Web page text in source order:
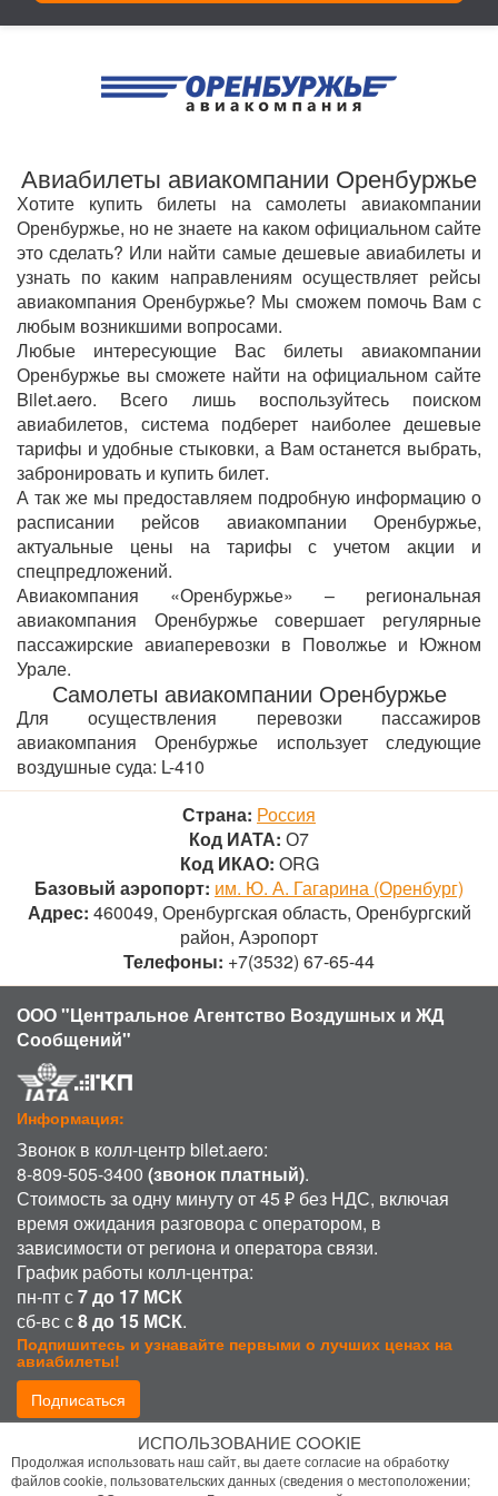
Авиабилеты авиакомпании Оренбуржье
Хотите купить билеты на самолеты авиакомпании
Оренбуржье, но не знаете на каком официальном сайте
это сделать? Или найти самые дешевые авиабилеты и
узнать по каким направлениям осуществляет рейсы
авиакомпания Оренбуржье? Мы сможем помочь Вам с
любым возникшими вопросами.
Любые интересующие Вас билеты авиакомпании
Оренбуржье вы сможете найти на официальном сайте
Bilet.aero. Всего лишь воспользуйтесь поиском
авиабилетов, система подберет наиболее дешевые
тарифы и удобные стыковки, а Вам останется выбрать,
забронировать и купить билет.
А так же мы предоставляем подробную информацию о
расписании рейсов авиакомпании Оренбуржье,
актуальные цены на тарифы с учетом акции и
спецпредложений.
Авиакомпания «Оренбуржье» – региональная
авиакомпания Оренбуржье совершает регулярные
пассажирские авиаперевозки в Поволжье и Южном
Урале.
Самолеты авиакомпании Оренбуржье
Для осуществления перевозки пассажиров
авиакомпания Оренбуржье использует следующие
воздушные суда: L-410
Страна: Россия
Код ИАТА: О7
Код ИКАО: ORG
Базовый аэропорт: им. Ю. А. Гагарина (Оренбург)
Адрес: 460049, Оренбургская область, Оренбургский
район, Аэропорт
Телефоны: +7(3532) 67-65-44
ООО "Центральное Агентство Воздушных и ЖД
Сообщений"
Информация:
Звонок в колл-центр bilet.aero:
8-809-505-3400 (звонок платный).
Стоимость за одну минуту от 45 ₽ без НДС, включая
время ожидания разговора с оператором, в
зависимости от региона и оператора связи.
График работы колл-центра:
пн-пт с7 до 17 МСК
сб-вс с8 до 15 МСК.
Подпишитесь и узнавайте первыми о лучших ценах на
авиабилеты!
Подписаться
Присоединиться:
ИСПОЛЬЗОВАНИЕ COOKIE
Продолжая использовать наш сайт, вы даете согласие на обработку
файлов cookie, пользовательских данных (сведения о местоположении;